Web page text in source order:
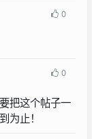
0
0
把这个帖子一
为止！